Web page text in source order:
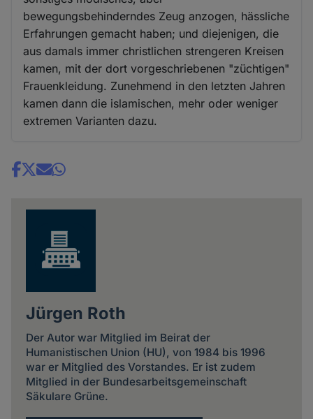
bewegungsbehinderndes Zeug anzogen, hässliche
Erfahrungen gemacht haben; und diejenigen, die
aus damals immer christlichen strengeren Kreisen
kamen, mit der dort vorgeschriebenen "züchtigen"
Frauenkleidung. Zunehmend in den letzten Jahren
kamen dann die islamischen, mehr oder weniger
extremen Varianten dazu.
Share
Jürgen Roth
Der Autor war Mitglied im Beirat der
Humanistischen Union (HU), von 1984 bis 1996
war er Mitglied des Vorstandes. Er ist zudem
Mitglied in der Bundesarbeitsgemeinschaft
Säkulare Grüne.